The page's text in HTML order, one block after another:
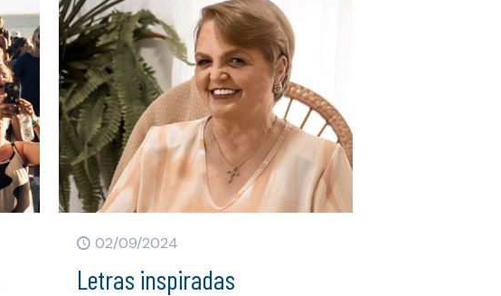
02/09/2024
Letras inspiradas